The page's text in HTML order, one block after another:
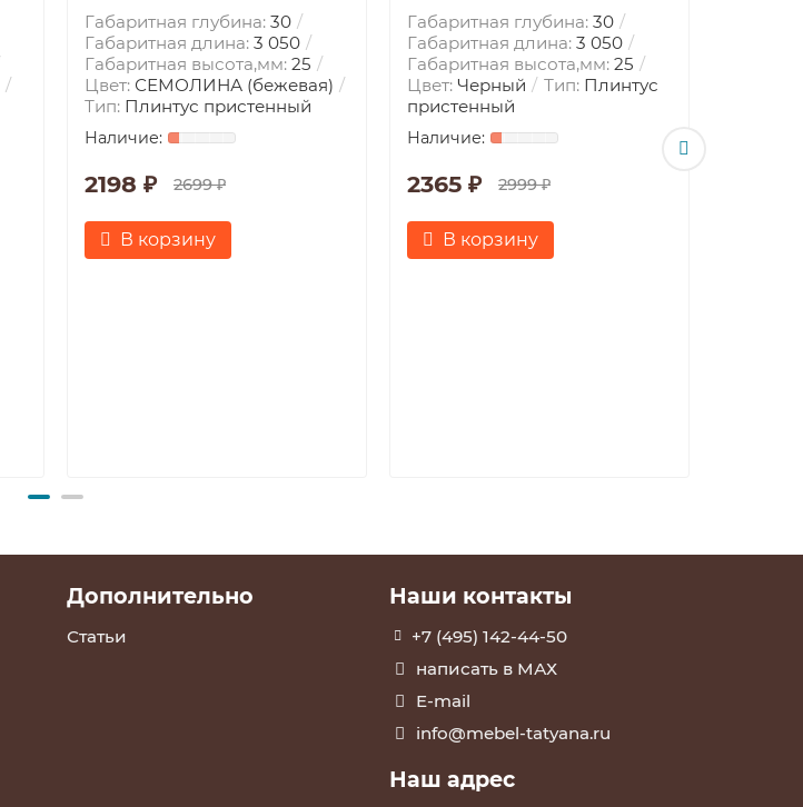
Габаритная глубина: 30
Габаритная длина: 3 050
Габаритная высота,мм: 25
Цвет: СЕМОЛИНА (бежевая)
Тип: Плинтус пристенный
2198 ₽ 2699 ₽
В корзину
Габаритная глубина: 30
Габаритная длина: 3 050
Габаритная высота,мм: 25
Цвет: Черный Тип: Плинтус
пристенный
2365 ₽ 2999 ₽
В корзину
Дополнительно
Статьи
Наши контакты
+7 (495) 142-44-50
написать в МАХ
E-mail
info@mebel-tatyana.ru
Наш адрес